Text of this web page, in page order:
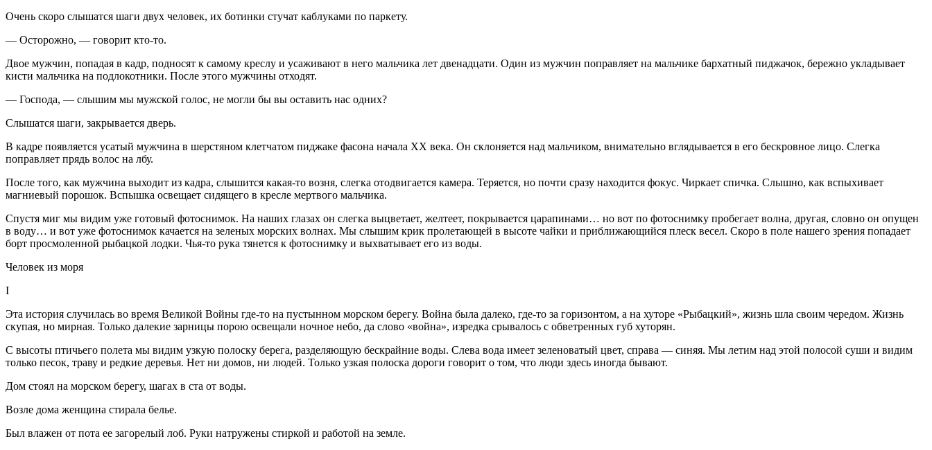
Очень скоро слышатся шаги двух человек, их ботинки стучат каблуками по паркету.
— Осторожно, — говорит кто-то.
Двое мужчин, попадая в кадр, подносят к самому креслу и усаживают в него мальчика лет двенадцати. Один из мужчин поправляет на мальчике бархатный пиджачок, бережно укладывает
кисти мальчика на подлокотники. После этого мужчины отходят.
— Господа, — слышим мы мужской голос, не могли бы вы оставить нас одних?
Слышатся шаги, закрывается дверь.
В кадре появляется усатый мужчина в шерстяном клетчатом пиджаке фасона начала XX века. Он склоняется над мальчиком, внимательно вглядывается в его бескровное лицо. Слегка
поправляет прядь волос на лбу.
После того, как мужчина выходит из кадра, слышится какая-то возня, слегка отодвигается камера. Теряется, но почти сразу находится фокус. Чиркает спичка. Слышно, как вспыхивает
магниевый порошок. Вспышка освещает сидящего в кресле мертвого мальчика.
Спустя миг мы видим уже готовый фотоснимок. На наших глазах он слегка выцветает, желтеет, покрывается царапинами… но вот по фотоснимку пробегает волна, другая, словно он опущен
в воду… и вот уже фотоснимок качается на зеленых морских волнах. Мы слышим крик пролетающей в высоте чайки и приближающийся плеск весел. Скоро в поле нашего зрения попадает
борт просмоленной рыбацкой лодки. Чья-то рука тянется к фотоснимку и выхватывает его из воды.
Человек из моря
I
Эта история случилась во время Великой Войны где-то на пустынном морском берегу. Война была далеко, где-то за горизонтом, а на хуторе «Рыбацкий», жизнь шла своим чередом. Жизнь
скупая, но мирная. Только далекие зарницы порою освещали ночное небо, да слово «война», изредка срывалось с обветренных губ хуторян.
С высоты птичьего полета мы видим узкую полоску берега, разделяющую бескрайние воды. Слева вода имеет зеленоватый цвет, справа — синяя. Мы летим над этой полосой суши и видим
только песок, траву и редкие деревья. Нет ни домов, ни людей. Только узкая полоска дороги говорит о том, что люди здесь иногда бывают.
Дом стоял на морском берегу, шагах в ста от воды.
Возле дома женщина стирала белье.
Был влажен от пота ее загорелый лоб. Руки натружены стиркой и работой на земле.